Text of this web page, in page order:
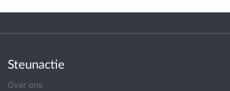
Steunactie
Over ons